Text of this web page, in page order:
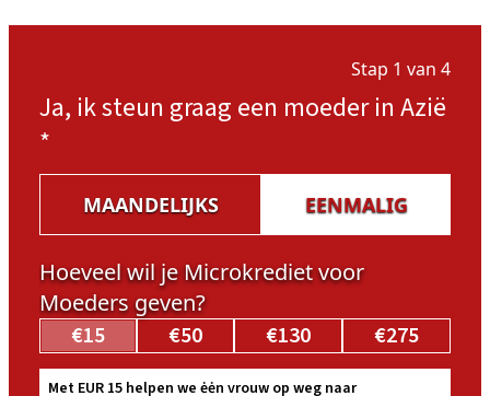
Stap 1 van 4
Ja, ik steun graag een moeder in Azië
*
MAANDELIJKS EENMALIG
Hoeveel wil je Microkrediet voor
Moeders geven?
€15 €50 €130 €275
Met EUR 15 helpen we ėėn vrouw op weg naar